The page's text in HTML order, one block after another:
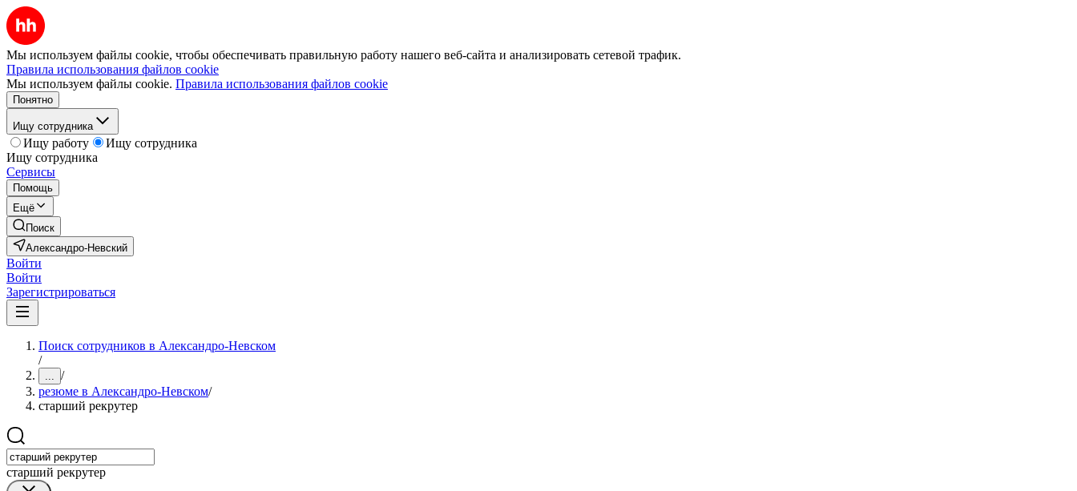
Мы используем файлы cookie, чтобы обеспечивать правильную работу нашего веб-сайта и анализировать сетевой трафик.
Правила использования файлов cookie
Мы используем файлы cookie. Правила использования файлов cookie
Понятно
Ищу сотрудника
Ищу работу
Ищу сотрудника
Ищу сотрудника
Сервисы
Помощь
Ещё
Поиск
Александро-Невский
Войти
Войти
Зарегистрироваться
Поиск сотрудников в Александро-Невском
/
... /
резюме в Александро-Невском/
старший рекрутер
старший рекрутер